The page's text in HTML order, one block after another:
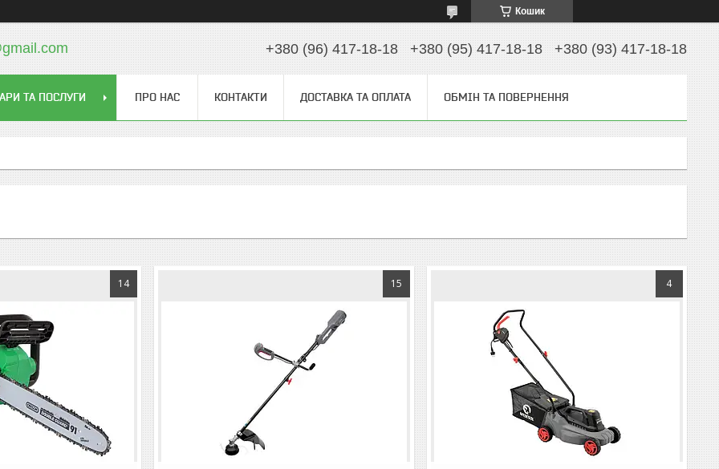
Кошик
+380 (96) 417-18-18 +380 (95) 417-18-18 +380 (93) 417-18-18
ТА ПОСЛУГИ ПРО НАС КОНТАКТИ ДОСТАВКА ТА ОПЛАТА ОБМІН ТА ПОВЕРНЕННЯ
14 15 4